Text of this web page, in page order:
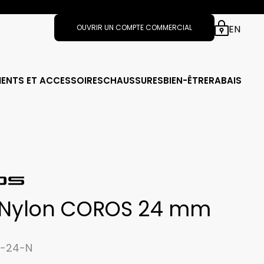
OUVRIR UN COMPTE COMMERCIAL EN
ET ACCESSOIRESCHAUSSURESBIEN-ÊTRERABAIS
COROS 24 mm
24-N